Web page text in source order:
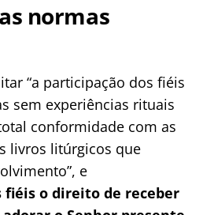
normas
“a participação dos fiéis
sem experiências rituais
conformidade com as
livros litúrgicos que
e
fiéis o direito de receber